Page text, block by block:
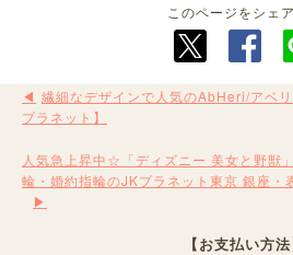
このページをシェ
繊細なデザインで人気のAbHeri/アベ
プラネット】
人気急上昇中☆「ディズニー 美女と野獣
輪・婚約指輪のJKプラネット東京 銀座・
【お支払い方法